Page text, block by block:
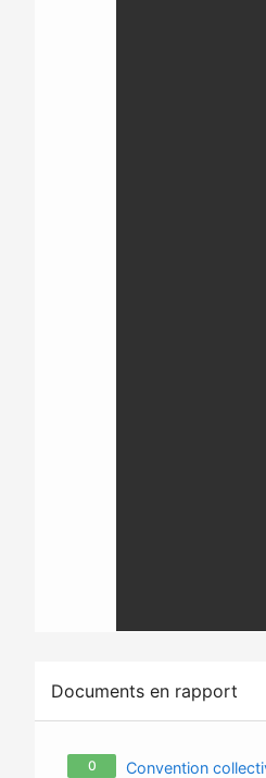
Documents en rapport
0 Convention